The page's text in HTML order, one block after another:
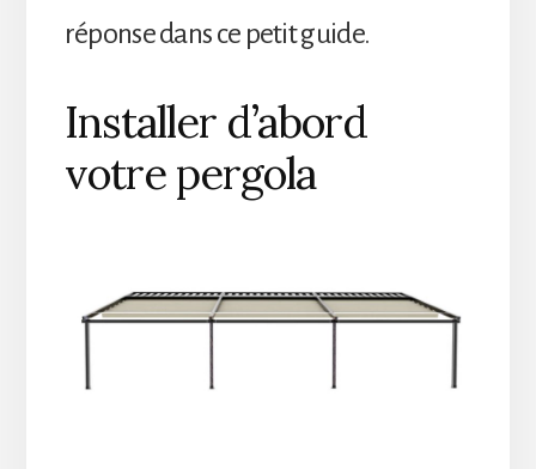
réponse dans ce petit guide.
Installer d’abord
votre pergola